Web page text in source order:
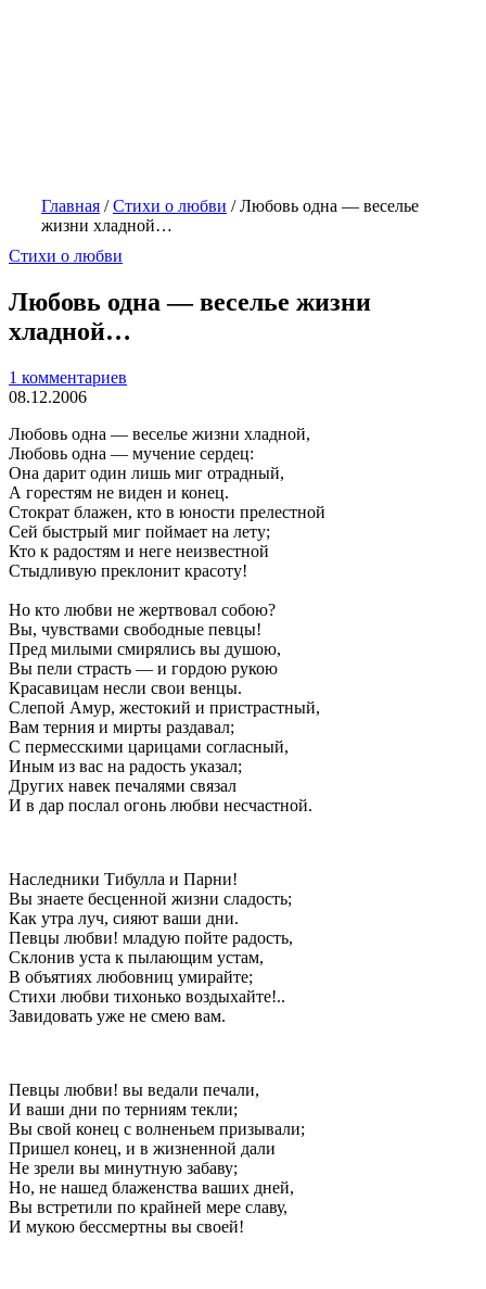
Главная /Стихи о любви /Любовь одна — веселье
жизни хладной…
Стихи о любви
Любовь одна — веселье жизни
хладной…
1 комментариев
08.12.2006
Любовь одна — веселье жизни хладной,
Любовь одна — мучение сердец:
Она дарит один лишь миг отрадный,
А горестям не виден и конец.
Стократ блажен, кто в юности прелестной
Сей быстрый миг поймает на лету;
Кто к радостям и неге неизвестной
Стыдливую преклонит красоту!
Но кто любви не жертвовал собою?
Вы, чувствами свободные певцы!
Пред милыми смирялись вы душою,
Вы пели страсть — и гордою рукою
Красавицам несли свои венцы.
Слепой Амур, жестокий и пристрастный,
Вам терния и мирты раздавал;
С пермесскими царицами согласный,
Иным из вас на радость указал;
Других навек печалями связал
И в дар послал огонь любви несчастной.
Наследники Тибулла и Парни!
Вы знаете бесценной жизни сладость;
Как утра луч, сияют ваши дни.
Певцы любви! младую пойте радость,
Склонив уста к пылающим устам,
В объятиях любовниц умирайте;
Стихи любви тихонько воздыхайте!..
Завидовать уже не смею вам.
Певцы любви! вы ведали печали,
И ваши дни по терниям текли;
Вы свой конец с волненьем призывали;
Пришел конец, и в жизненной дали
Не зрели вы минутную забаву;
Но, не нашед блаженства ваших дней,
Вы встретили по крайней мере славу,
И мукою бессмертны вы своей!